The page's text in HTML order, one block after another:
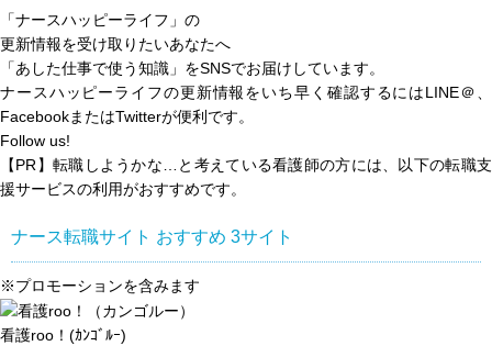
「ナースハッピーライフ」の
更新情報を受け取りたいあなたへ
「あした仕事で使う知識」 をSNSでお届けしています。
ナースハッピーライフの更新情報をいち早く確認するにはLINE＠、
FacebookまたはTwitterが便利です。
Follow us!
【PR】転職しようかな…と考えている看護師の方には、以下の転職支
援サービスの利用がおすすめです。
ナース転職サイト おすすめ 3サイト
※プロモーションを含みます
看護roo！(ｶﾝｺﾞﾙｰ)